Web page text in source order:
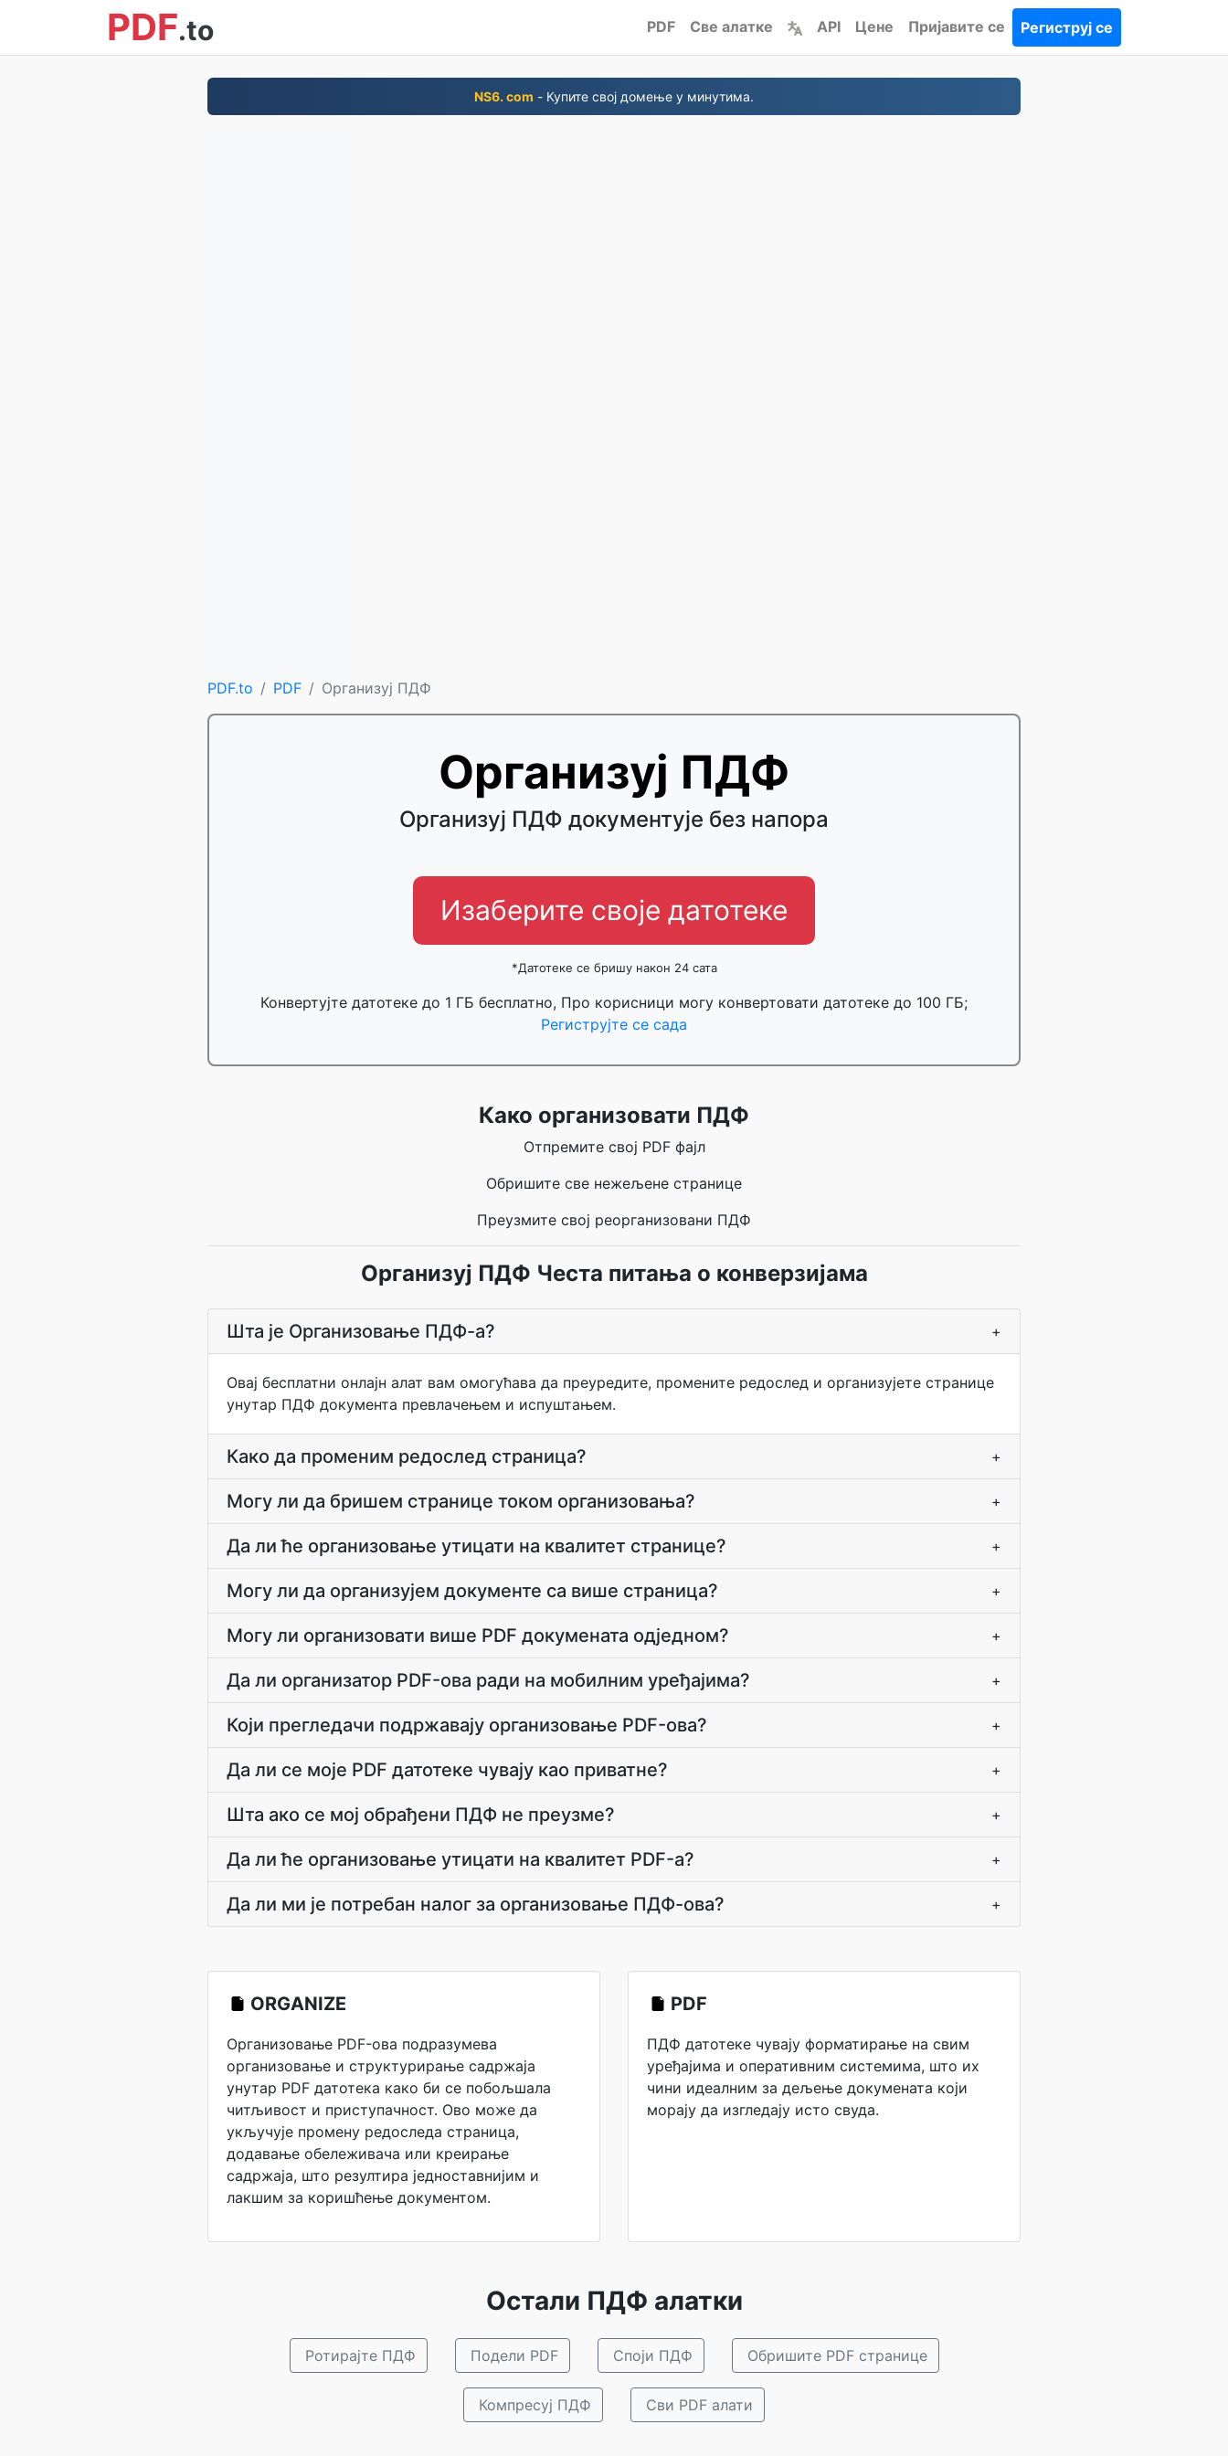
PDF.to PDF Све алатке API Цене Пријавите се Региструј се
NS6. com - Купите свој домење у минутима.
PDF.to PDF Организуј ПДФ
Организуј ПДФ
Организуј ПДФ документује без напора
Изаберите своје датотеке
*Датотеке се бришу након 24 сата
Конвертујте датотеке до 1 ГБ бесплатно, Про корисници могу конвертовати датотеке до 100 ГБ;
Региструјте се сада
Како организовати ПДФ
Отпремите свој PDF фајл
Обришите све нежељене странице
Преузмите свој реорганизовани ПДФ
Организуј ПДФ Честа питања о конверзијама
Шта је Организовање ПДФ-а? +
Овај бесплатни онлајн алат вам омогућава да преуредите, промените редослед и организујете странице
унутар ПДФ документа превлачењем и испуштањем.
Како да променим редослед страница? +
Могу ли да бришем странице током организовања? +
Да ли ће организовање утицати на квалитет странице? +
Могу ли да организујем документе са више страница? +
Могу ли организовати више PDF докумената одједном? +
Да ли организатор PDF-ова ради на мобилним уређајима? +
Који прегледачи подржавају организовање PDF-ова? +
Да ли се моје PDF датотеке чувају као приватне? +
Шта ако се мој обрађени ПДФ не преузме? +
Да ли ће организовање утицати на квалитет PDF-а? +
Да ли ми је потребан налог за организовање ПДФ-ова? +
ORGANIZE
Организовање PDF-ова подразумева
организовање и структурирање садржаја
унутар PDF датотека како би се побољшала
читљивост и приступачност. Ово може да
укључује промену редоследа страница,
додавање обележивача или креирање
садржаја, што резултира једноставнијим и
лакшим за коришћење документом.
PDF
ПДФ датотеке чувају форматирање на свим
уређајима и оперативним системима, што их
чини идеалним за дељење докумената који
морају да изгледају исто свуда.
Остали ПДФ алатки
Ротирајте ПДФ Подели PDF Споји ПДФ Обришите PDF странице
Компресуј ПДФ Сви PDF алати